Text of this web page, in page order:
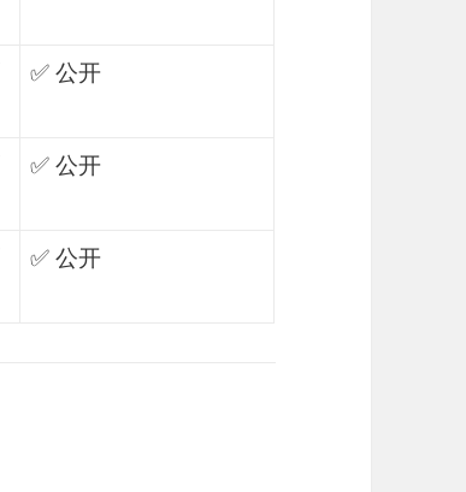
✅ 公开
✅ 公开
✅ 公开